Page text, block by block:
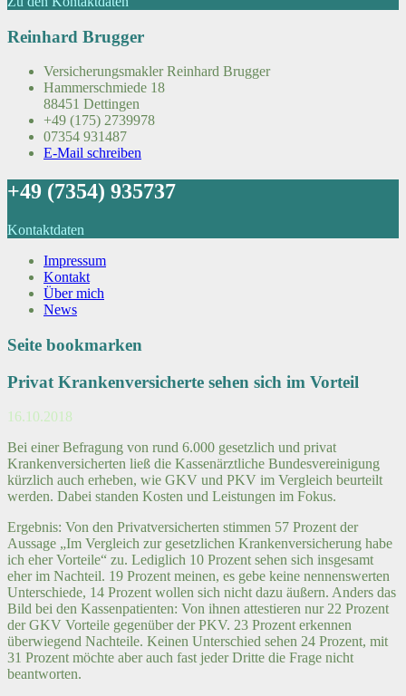
Reinhard Brugger
Versicherungsmakler Reinhard Brugger
Hammerschmiede 18
88451 Dettingen
+49 (175) 2739978
07354 931487
E-Mail schreiben
+49 (7354) 935737
Kontaktdaten
Impressum
Kontakt
Über mich
News
Seite bookmarken
Privat Krankenversicherte sehen sich im Vorteil
16.10.2018
Bei einer Befragung von rund 6.000 gesetzlich und privat
Krankenversicherten ließ die Kassenärztliche Bundesvereinigung
kürzlich auch erheben, wie GKV und PKV im Vergleich beurteilt
werden. Dabei standen Kosten und Leistungen im Fokus.
Ergebnis: Von den Privatversicherten stimmen 57 Prozent der
Aussage „Im Vergleich zur gesetzlichen Krankenversicherung habe
ich eher Vorteile“ zu. Lediglich 10 Prozent sehen sich insgesamt
eher im Nachteil. 19 Prozent meinen, es gebe keine nennenswerten
Unterschiede, 14 Prozent wollen sich nicht dazu äußern. Anders das
Bild bei den Kassenpatienten: Von ihnen attestieren nur 22 Prozent
der GKV Vorteile gegenüber der PKV. 23 Prozent erkennen
überwiegend Nachteile. Keinen Unterschied sehen 24 Prozent, mit
31 Prozent möchte aber auch fast jeder Dritte die Frage nicht
beantworten.